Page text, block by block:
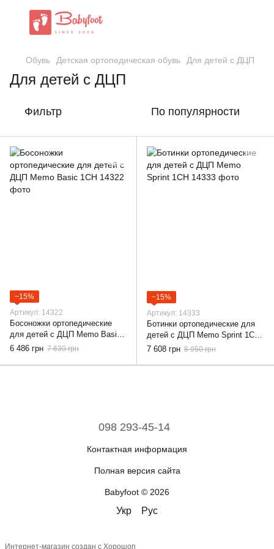
Обувь Детская ортопедическая обувь Для детей с ДЦП
Для детей с ДЦП
Фильтр По популярности
−15%
Артикул: 14322
Босоножки ортопедические
для детей с ДЦП Memo Basic
1CH, 30
6 486 грн 7 630 грн
−15%
Артикул: 14333
Ботинки ортопедические для
детей с ДЦП Memo Sprint 1CH,
30
7 608 грн 8 950 грн
098 293-45-14
Контактная информация
Полная версия сайта
Babyfoot © 2026
Укр Рус
Интернет-магазин создан с Хорошоп